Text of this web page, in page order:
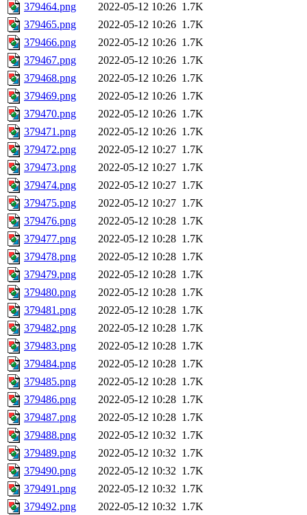
379464.png
2022-05-12 10:26 1.7K
379465.png
2022-05-12 10:26 1.7K
379466.png
2022-05-12 10:26 1.7K
379467.png
2022-05-12 10:26 1.7K
379468.png
2022-05-12 10:26 1.7K
379469.png
2022-05-12 10:26 1.7K
379470.png
2022-05-12 10:26 1.7K
379471.png
2022-05-12 10:26 1.7K
379472.png
2022-05-12 10:27 1.7K
379473.png
2022-05-12 10:27 1.7K
379474.png
2022-05-12 10:27 1.7K
379475.png
2022-05-12 10:27 1.7K
379476.png
2022-05-12 10:28 1.7K
379477.png
2022-05-12 10:28 1.7K
379478.png
2022-05-12 10:28 1.7K
379479.png
2022-05-12 10:28 1.7K
379480.png
2022-05-12 10:28 1.7K
379481.png
2022-05-12 10:28 1.7K
379482.png
2022-05-12 10:28 1.7K
379483.png
2022-05-12 10:28 1.7K
379484.png
2022-05-12 10:28 1.7K
379485.png
2022-05-12 10:28 1.7K
379486.png
2022-05-12 10:28 1.7K
379487.png
2022-05-12 10:28 1.7K
379488.png
2022-05-12 10:32 1.7K
379489.png
2022-05-12 10:32 1.7K
379490.png
2022-05-12 10:32 1.7K
379491.png
2022-05-12 10:32 1.7K
379492.png
2022-05-12 10:32 1.7K